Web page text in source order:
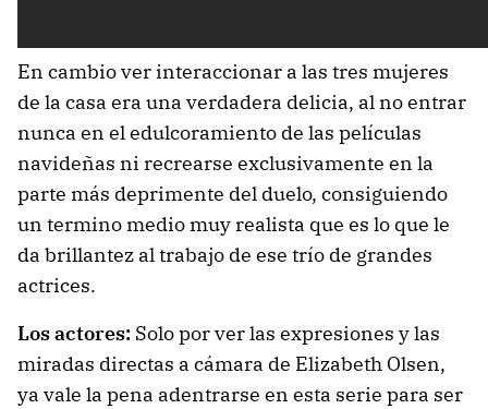
En cambio ver interaccionar a las tres mujeres
de la casa era una verdadera delicia, al no entrar
nunca en el edulcoramiento de las películas
navideñas ni recrearse exclusivamente en la
parte más deprimente del duelo, consiguiendo
un termino medio muy realista que es lo que le
da brillantez al trabajo de ese trío de grandes
actrices.
Los actores: Solo por ver las expresiones y las
miradas directas a cámara de Elizabeth Olsen,
ya vale la pena adentrarse en esta serie para ser